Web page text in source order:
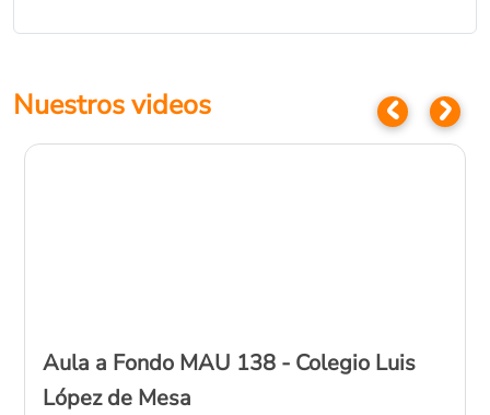
Nuestros videos
Aula a Fondo MAU 138 - Colegio Luis
López de Mesa